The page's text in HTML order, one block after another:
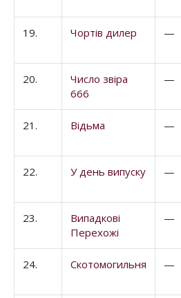
19. Чортів дилер —
20.
Число звіра
666
—
21. Відьма —
22. У день випуску —
23.
Випадкові
Перехожі
—
24. Скотомогильня —